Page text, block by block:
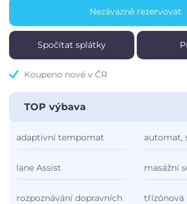
Koupeno nové v ČR
Spočítat splátky
Nezávazně rezervovat
TOP výbava
adaptivní tempomat automat,
lane Assist masážní
rozpoznávání dopravních
třízónová